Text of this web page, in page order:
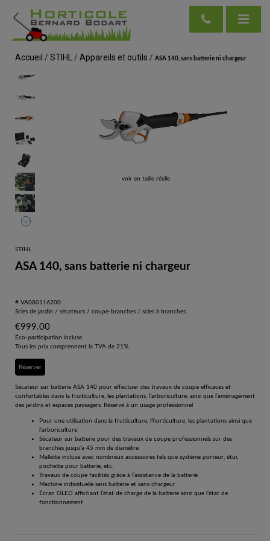
Accueil / STIHL/ Appareils et outils / ASA 140, sans batterie ni chargeur
voir en taille réelle
STIHL
ASA 140, sans batterie ni chargeur
# VA080116200
Scies de jardin / sécateurs / coupe-branches / scies à branches
€999.00
Éco-participation incluse.
Tous les prix comprennent la TVA de 21%.
Réserver
Sécateur sur batterie ASA 140 pour effectuer des travaux de coupe efficaces et
confortables dans la fruiticulture, les plantations, l’arboriculture, ainsi que l’aménagement
des jardins et espaces paysagers. Réservé à un usage professionnel
Pour une utilisation dans la fruiticulture, l’horticulture, les plantations ainsi que
l’arboriculture
Sécateur sur batterie pour des travaux de coupe professionnels sur des
branches jusqu’à 45 mm de diamètre
Mallette incluse avec nombreux accessoires tels que système porteur, étui,
pochette pour batterie, etc.
Travaux de coupe facilités grâce à l’assistance de la batterie
Machine individuelle sans batterie et sans chargeur
Écran OLED affichant l’état de charge de la batterie ainsi que l’état de
fonctionnement